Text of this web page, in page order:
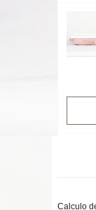
Calculo